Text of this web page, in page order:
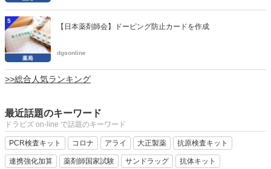
5
【日本薬剤師会】ドーピング防止カードを作成
dgsonline
>>総合人気ランキング
最近話題のキーワード
ドラビズ on-line で話題のキーワード
PCR検査キット コロナ アライ 大正製薬 抗原検査キット
連携強化加算 薬剤師国家試験 サンドラッグ 抗体キット